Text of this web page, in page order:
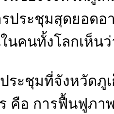
ประชุมสุดยอดอา
นคนทั้งโลกเห็น
ระชุมที่จังหวัดภู
คือ การฟื้นฟูภา